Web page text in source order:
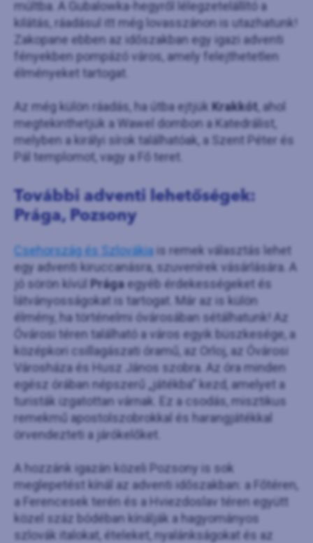
múltba. A Gubalowka-hegyről lélegzetelállító a
kilátás, ráadásul itt még lovasszánon is utazhatunk!
Zakopane ebben az időszakban egy igazi adventi
fényekben pompázó város, amely felejthetetlen
élményeket tartogat.
Az még külön ráadás, ha útba ejtjük Krakkót, ahol
megtekinthetjük a Wawel dombon a Katedrálist,
melyben a királyi sírok találhatóak, a Szent Péter és
Pál templomot, vagy a Fő teret.
További adventi lehetőségek:
Prága, Pozsony
Csehország és Szlovákiais remek választás lehet
egy adventi kiruccanásra, szuvenírek vásárlására. A
jó sörön kívül Prágaegyéb érdekességeket és
látványosságokat is tartogat. Már az is külön
élmény, ha történelmi óvárosában sétálhatunk! Az
Óvárosi téren található a város egyik büszkesége, a
középkori csillagászati óramű, az Orloj, az Óvárosi
Városháza és Husz János szobra. Az óra minden
egész órában népszerű „játékba” kezd, amelyet a
turisták izgatottan várnak. Ez a csodás, misztikus
remekmű apostolszobrokkal és harangjátékkal
örvendezteti a járókelőket.
A hozzánk igazán közeli Pozsony is sok
meglepetést kínál az adventi időszakban: a Főtéren,
a Ferencesek terén és a Hviezdoslav téren együtt
közel száz bódéban kínálják a hagyományos
szlovák italokat, ételeket, nyalánkságokat és az